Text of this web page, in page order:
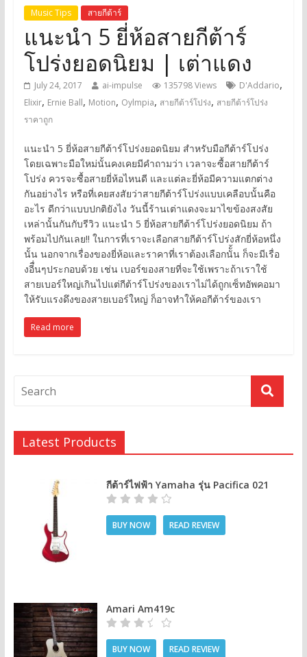
Music Tips สายกีต้าร์
แนะนำ 5 ยี่ห้อสายกีต้าร์
โปร่งยอดนิยม | เต่าแดง
July 24, 2017 ai-impulse 135798 Views D'Addario,
Elixir, Ernie Ball, Motion, Oylmpia, สายกีต้าร์โปร่ง, สายกีต้าร์โปร่ง
ราคาถูก
แนะนำ 5 ยี่ห้อสายกีต้าร์โปร่งยอดนิยม สำหรับมือกีต้าร์โปร่ง
โดยเฉพาะมือใหม่นั้นคงเคยมีคำถามว่า เวลาจะซื้อสายกีต้าร์
โปร่ง ควรจะซื้อสายยี่ห้อไหนดี และแต่ละยี่ห้อมีความแตกต่าง
กันอย่างไร หรือที่เคยสงสัยว่าสายกีต้าร์โปร่งแบบเคลือบนั้นคือ
อะไร ดีกว่าแบบปกติยังไง วันนี้ร้านเต่าแดงจะมาไขข้องสงสัย
เหล่านั้นกันกับรีวิว แนะนำ 5 ยี่ห้อสายกีต้าร์โปร่งยอดนิยม ถ้า
พร้อมไปกันเลย!! ในการที่เราจะเลือกสายกีต้าร์โปร่งสักยี่ห้อหนึ่ง
นั้น นอกจากเรื่องของยี่ห้อและราคาที่เราต้องเลือกนัั้น ก็จะมีเรื่อ
งอีื่นๆประกอบด้วย เช่น เบอร์ของสายที่จะใช้เพราะถ้าเราใช้
สายเบอร์ใหญ่เกินไปแต่กีต้าร์โปร่งของเราไม่ได้ถูกเซ็ทอัพคอมา
ให้รับแรงดึงของสายเบอร์ใหญ่ ก็อาจทำให้คอกีต้าร์ของเรา
Read more
Latest Products
กีต้าร์ไฟฟ้า Yamaha รุ่น Pacifica 021
BUY NOW READ REVIEW
Amari Am419c
BUY NOW READ REVIEW